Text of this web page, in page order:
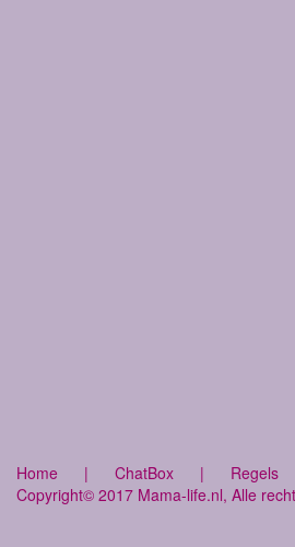
Home | ChatBox | Regels
Copyright© 2017 Mama-life.nl, Alle